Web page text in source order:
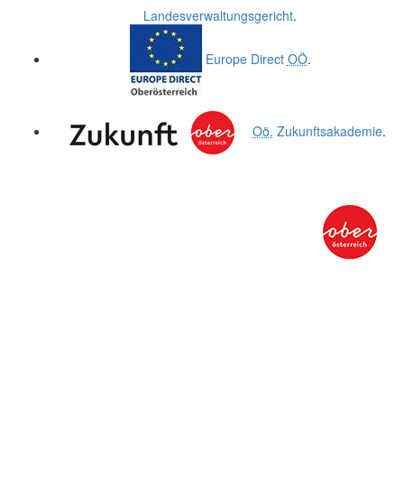
Landesverwaltungsgericht.
Europe Direct OÖ.
Oö. Zukunftsakademie.